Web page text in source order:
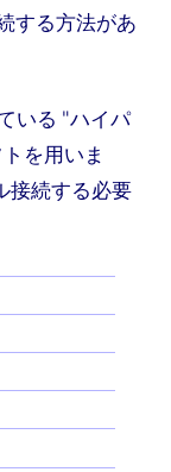
する方法があ
いる "ハイパ
を用いま
接続する必要